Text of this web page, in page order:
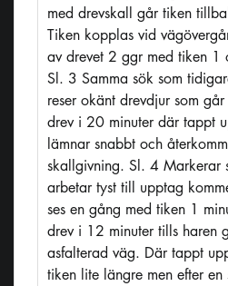
med drevskall går tiken
Tiken kopplas vid
av drevet 2 ggr med tiken 1
Sl. 3 Samma sök som
reser okänt drevdjur som
drev i 20 minuter där tappt
lämnar snabbt och
skallgivning. Sl. 4 Markerar
arbetar tyst till upptag
ses en gång med tiken 1
drev i 12 minuter tills haren
asfalterad väg. Där tappt
tiken lite längre men efter